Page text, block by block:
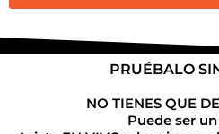
PRUÉBALO
NO TIENES QUE
Puede ser